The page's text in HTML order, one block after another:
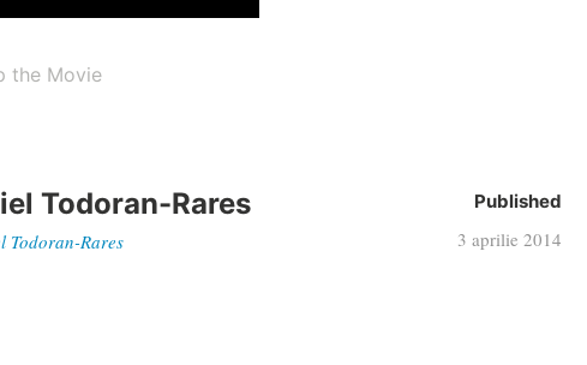
the Movie
Todoran-Rares
Todoran-Rares
Published
3 aprilie 2014